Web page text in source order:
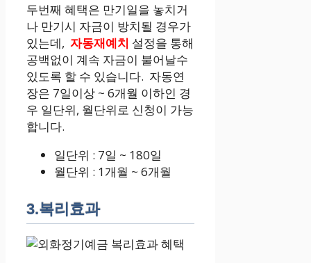
두번째 혜택은 만기일을 놓치거
나 만기시 자금이 방치될 경우가
있는데, 자동재예치 설정을 통해
공백없이 계속 자금이 불어날수
있도록 할 수 있습니다. 자동연
장은 7일이상 ~ 6개월 이하인 경
우 일단위, 월단위로 신청이 가능
합니다.
일단위 : 7일 ~ 180일
월단위 : 1개월 ~ 6개월
3.복리효과